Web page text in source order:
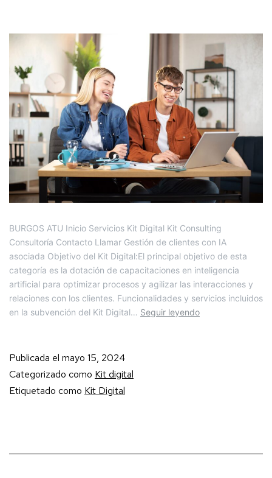
BURGOS ATU Inicio Servicios Kit Digital Kit Consulting
Consultoría Contacto Llamar Gestión de clientes con IA
asociada Objetivo del Kit Digital:El principal objetivo de esta
categoría es la dotación de capacitaciones en inteligencia
artificial para optimizar procesos y agilizar las interacciones y
relaciones con los clientes. Funcionalidades y servicios incluidos
en la subvención del Kit Digital… Seguir leyendo
Publicada el mayo 15, 2024
Categorizado como Kit digital
Etiquetado como Kit Digital